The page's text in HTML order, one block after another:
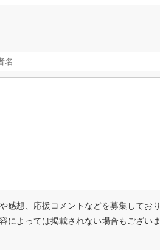
感想、応援コメントなどを募集して
によっては掲載されない場合もござい